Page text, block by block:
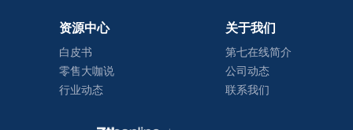
资源中心
白皮书
零售大咖说
行业动态
关于我们
第七在线简介
公司动态
联系我们